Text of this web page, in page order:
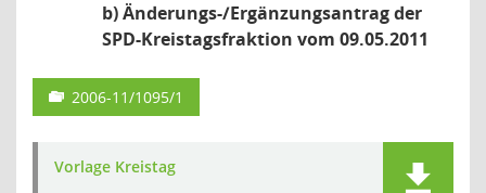
b) Änderungs-/Ergänzungsantrag der
SPD-Kreistagsfraktion vom 09.05.2011
2006-11/1095/1
Vorlage Kreistag